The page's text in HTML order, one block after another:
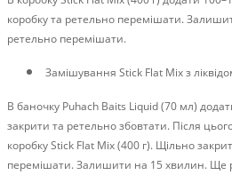
коробку та ретельно перемішати.
ретельно перемішати.
Замішування Stick Flat Mix з
В баночку Puhach Baits Liquid (70 мл)
закрити та ретельно збовтати. Після
коробку Stick Flat Mix (400 г). Щільно
перемішати. Залишити на 15 хвилин. Ще